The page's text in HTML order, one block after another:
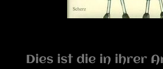
Dies ist die in ihrer